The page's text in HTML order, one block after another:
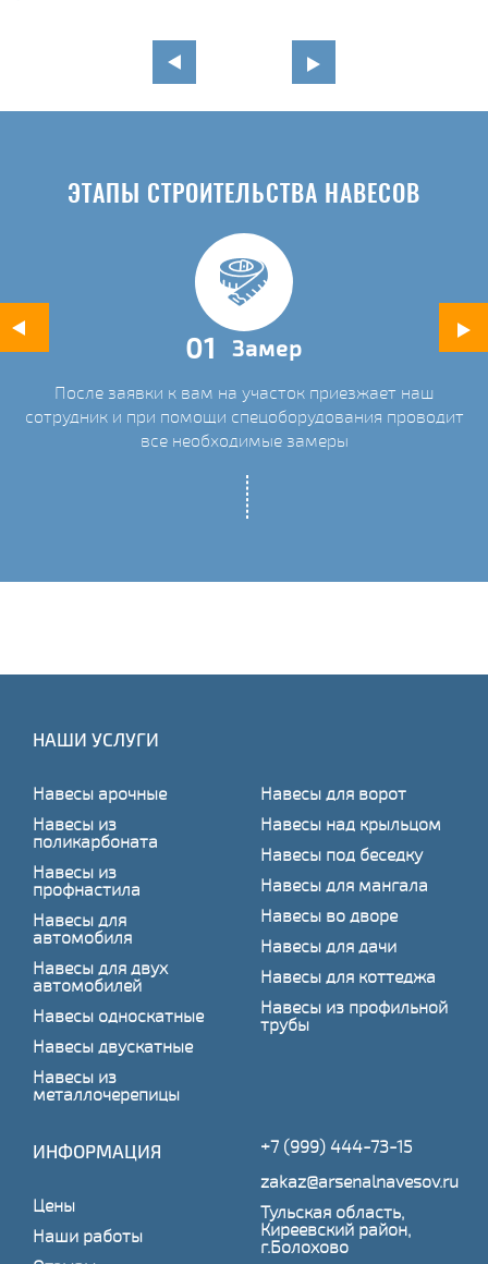
ЭТАПЫ СТРОИТЕЛЬСТВА НАВЕСОВ
01 Замер
После заявки к вам на участок приезжает наш
сотрудник и при помощи спецоборудования проводит
все необходимые замеры
НАШИ УСЛУГИ
Навесы арочные
Навесы из
поликарбоната
Навесы из
профнастила
Навесы для
автомобиля
Навесы для двух
автомобилей
Навесы односкатные
Навесы двускатные
Навесы из
металлочерепицы
Навесы для ворот
Навесы над крыльцом
Навесы под беседку
Навесы для мангала
Навесы во дворе
Навесы для дачи
Навесы для коттеджа
Навесы из профильной
трубы
ИНФОРМАЦИЯ
Цены
Наши работы
+7 (999) 444-73-15
zakaz@arsenalnavesov.ru
Тульская область,
Киреевский район,
г.Болохово